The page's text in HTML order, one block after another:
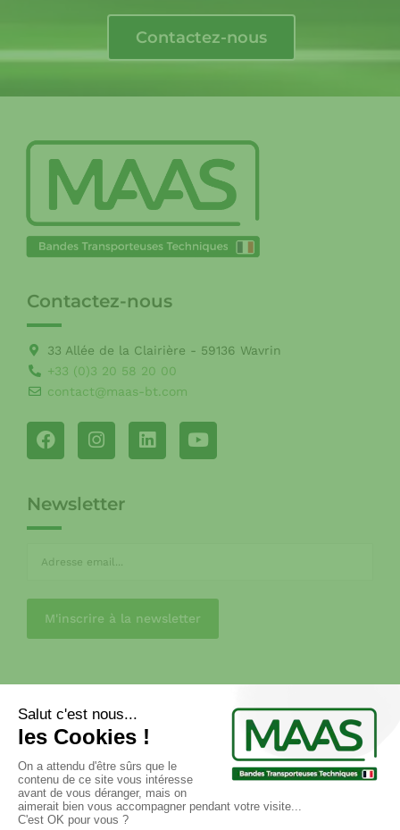
Contactez-nous
Contactez-nous
33 Allée de la Clairière - 59136 Wavrin
+33 (0)3 20 58 20 00
contact@maas-bt.com
Newsletter
CGV MENTIONS LÉGALES
POLITIQUE DE CONFIDENTIALITÉ RGPD FAQ
Copyright © 2017 atelier33.com. All Rights Reserved. –